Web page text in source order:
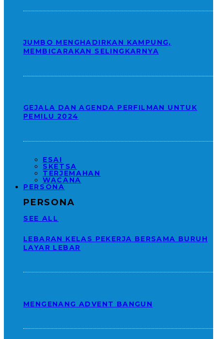
JUMBO MENGHADIRKAN KAMPUNG,
MEMBICARAKAN SELINGKARNYA
GEJALA DAN AGENDA PERFILMAN UNTUK
PEMILU 2024
ESAI
SKETSA
TERJEMAHAN
WACANA
PERSONA
PERSONA
SEE ALL
LEBARAN KELAS PEKERJA BERSAMA BURUH
LAYAR LEBAR
MENGENANG ADVENT BANGUN